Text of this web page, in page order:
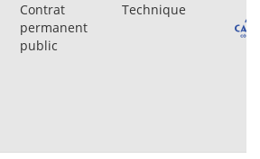
Contrat
permanent
public
Technique